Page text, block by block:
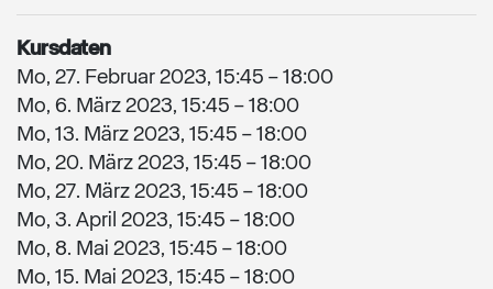
Kursdaten
Mo, 27. Februar 2023, 15:45 – 18:00
Mo, 6. März 2023, 15:45 – 18:00
Mo, 13. März 2023, 15:45 – 18:00
Mo, 20. März 2023, 15:45 – 18:00
Mo, 27. März 2023, 15:45 – 18:00
Mo, 3. April 2023, 15:45 – 18:00
Mo, 8. Mai 2023, 15:45 – 18:00
Mo, 15. Mai 2023, 15:45 – 18:00